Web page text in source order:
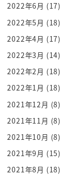
ま なんならま
へえー なんか
るんですけど
うん もういい
そうなってみ
バリバリ やり
やりたくなるや
力もさ
はい まだある
あるから そん
またじっとして
2022年6月 (17)
2022年5月 (18)
2022年4月 (17)
2022年3月 (14)
2022年2月 (18)
2022年1月 (18)
2021年12月 (8)
2021年11月 (8)
2021年10月 (8)
2021年9月 (15)
2021年8月 (18)